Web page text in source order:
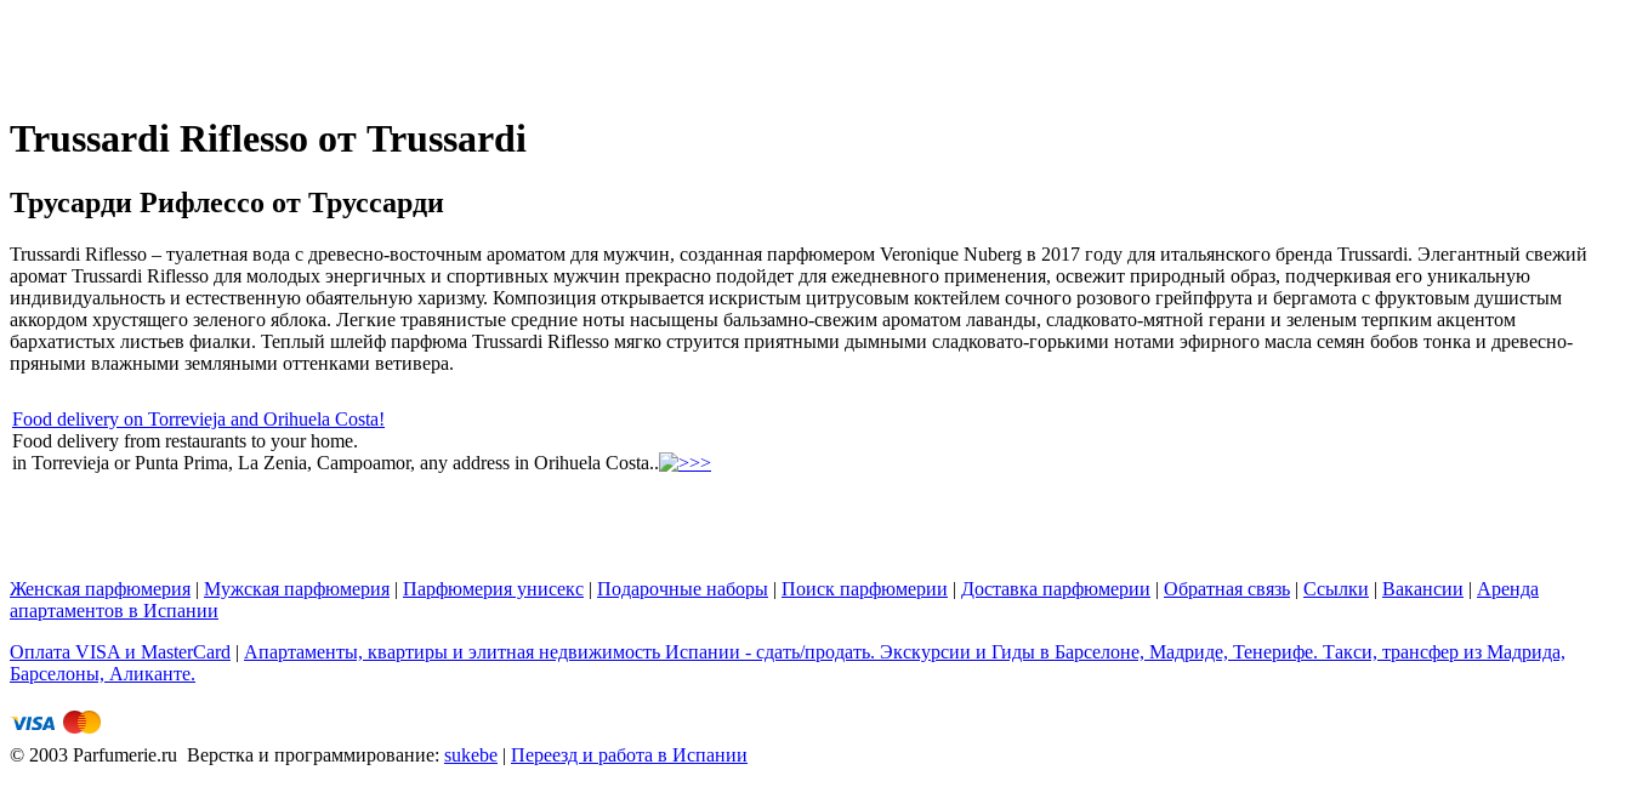
Trussardi Riflesso от Trussardi
Трусарди Рифлессо от Труссарди
Trussardi Riflesso – туалетная вода с древесно-восточным ароматом для мужчин, созданная парфюмером Veronique Nuberg в 2017 году для итальянского бренда Trussardi. Элегантный свежий
аромат Trussardi Riflesso для молодых энергичных и спортивных мужчин прекрасно подойдет для ежедневного применения, освежит природный образ, подчеркивая его уникальную
индивидуальность и естественную обаятельную харизму. Композиция открывается искристым цитрусовым коктейлем сочного розового грейпфрута и бергамота с фруктовым душистым
аккордом хрустящего зеленого яблока. Легкие травянистые средние ноты насыщены бальзамно-свежим ароматом лаванды, сладковато-мятной герани и зеленым терпким акцентом
бархатистых листьев фиалки. Теплый шлейф парфюма Trussardi Riflesso мягко струится приятными дымными сладковато-горькими нотами эфирного масла семян бобов тонка и древесно-
пряными влажными земляными оттенками ветивера.
Food delivery on Torrevieja and Orihuela Costa!
Food delivery from restaurants to your home.
in Torrevieja or Punta Prima, La Zenia, Campoamor, any address in Orihuela Costa..
Женская парфюмерия | Мужская парфюмерия | Парфюмерия унисекс | Подарочные наборы | Поиск парфюмерии | Доставка парфюмерии | Обратная связь | Ссылки | Вакансии | Аренда
апартаментов в Испании
Оплата VISA и MasterCard | Апартаменты, квартиры и элитная недвижимость Испании - сдать/продать. Экскурсии и Гиды в Барселоне, Мадриде, Тенерифе. Такси, трансфер из Мадрида,
Барселоны, Аликанте.
© 2003 Parfumerie.ru Верстка и программирование: sukebe | Переезд и работа в Испании